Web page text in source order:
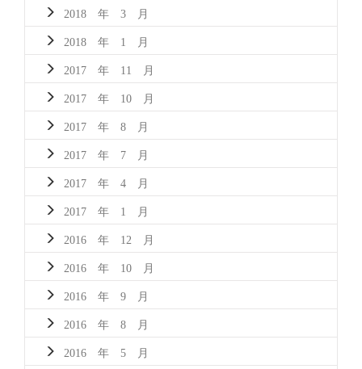
2018 年 3 月
2018 年 1 月
2017 年 11 月
2017 年 10 月
2017 年 8 月
2017 年 7 月
2017 年 4 月
2017 年 1 月
2016 年 12 月
2016 年 10 月
2016 年 9 月
2016 年 8 月
2016 年 5 月